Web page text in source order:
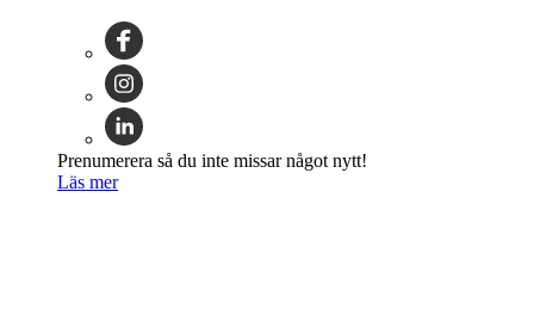
Prenumerera så du inte missar något nytt!
Läs mer